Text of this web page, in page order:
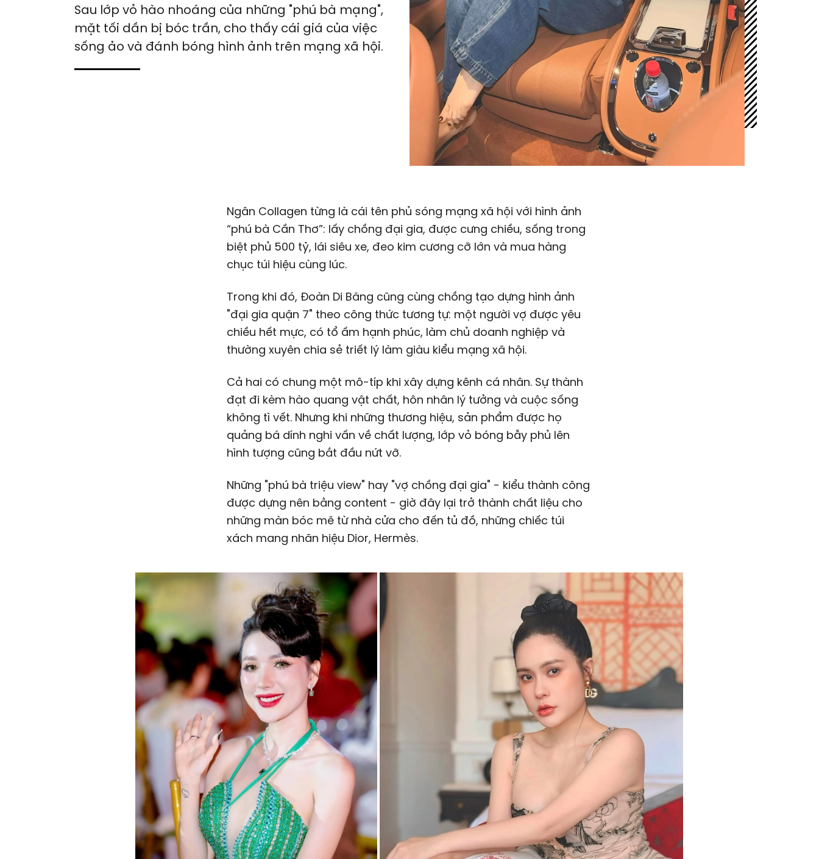
Sau lớp vỏ hào nhoáng của những "phú bà mạng",
mặt tối dần bị bóc trần, cho thấy cái giá của việc
sống ảo và đánh bóng hình ảnh trên mạng xã hội.
Ngân Collagen từng là cái tên phủ sóng mạng xã hội với hình ảnh
“phú bà Cần Thơ”: lấy chồng đại gia, được cưng chiều, sống trong
biệt phủ 500 tỷ, lái siêu xe, đeo kim cương cỡ lớn và mua hàng
chục túi hiệu cùng lúc.
Trong khi đó, Đoàn Di Băng cũng cùng chồng tạo dựng hình ảnh
"đại gia quận 7" theo công thức tương tự: một người vợ được yêu
chiều hết mực, có tổ ấm hạnh phúc, làm chủ doanh nghiệp và
thường xuyên chia sẻ triết lý làm giàu kiểu mạng xã hội.
Cả hai có chung một mô-típ khi xây dựng kênh cá nhân. Sự thành
đạt đi kèm hào quang vật chất, hôn nhân lý tưởng và cuộc sống
không tì vết. Nhưng khi những thương hiệu, sản phẩm được họ
quảng bá dính nghi vấn về chất lượng, lớp vỏ bóng bẫy phủ lên
hình tượng cũng bắt đầu nứt vỡ.
Những "phú bà triệu view" hay "vợ chồng đại gia" - kiểu thành công
được dựng nên bằng content - giờ đây lại trở thành chất liệu cho
những màn bóc mẽ từ nhà cửa cho đến tủ đồ, những chiếc túi
xách mang nhãn hiệu Dior, Hermès.